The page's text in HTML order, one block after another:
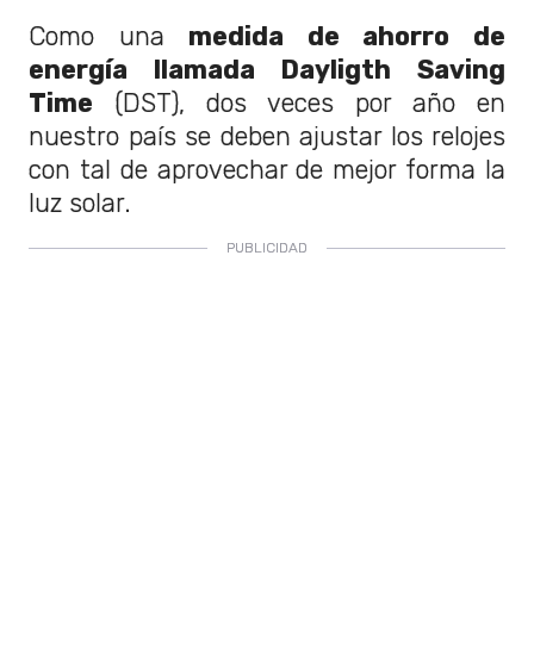
Como una medida de ahorro de
energía llamada Dayligth Saving
Time (DST), dos veces por año en
nuestro país se deben ajustar los relojes
con tal de aprovechar de mejor forma la
luz solar.